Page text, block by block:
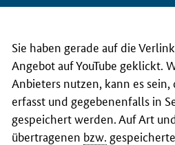
Sie haben gerade auf die
Angebot auf YouTube geklickt.
Anbieters nutzen, kann es sein,
erfasst und gegebenenfalls in
gespeichert werden. Auf Art
übertragenen bzw.